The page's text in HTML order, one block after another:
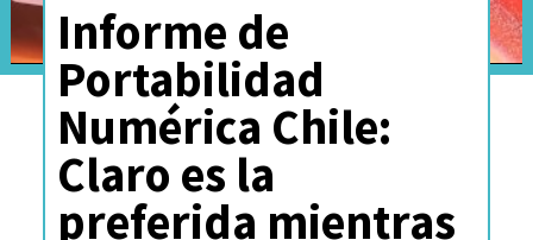
Informe de
Portabilidad
Numérica Chile:
Claro es la
preferida mientras